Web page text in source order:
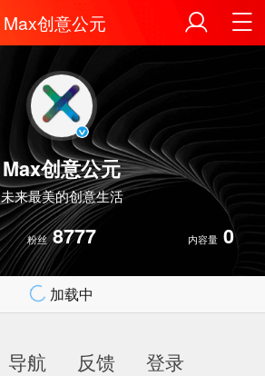
Max创意公元
Max创意公元
未来最美的创意生活
粉丝 8777 内容量 0
加载中
导航 反馈 登录